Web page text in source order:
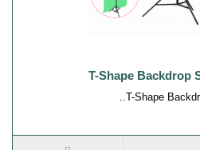
T-Shape Backdrop
T-Shape